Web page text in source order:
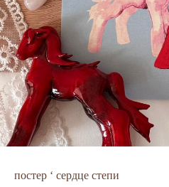
постер ‘ сердце степи